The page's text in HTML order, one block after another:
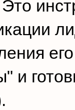
Это
его
и